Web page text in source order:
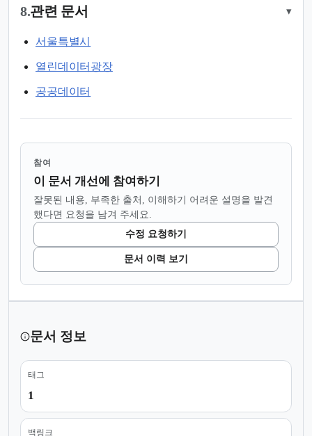
8.관련 문서 ▾
서울특별시
열린데이터광장
공공데이터
참여
이 문서 개선에 참여하기
잘못된 내용, 부족한 출처, 이해하기 어려운 설명을 발견
했다면 요청을 남겨 주세요.
수정 요청하기
문서 이력 보기
문서 정보
태그
1
백링크